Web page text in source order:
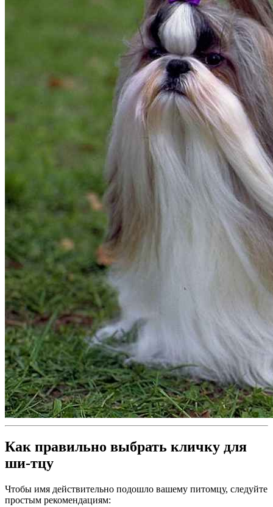
Как правильно выбрать кличку для
ши-тцу
Чтобы имя действительно подошло вашему питомцу, следуйте
простым рекомендациям: